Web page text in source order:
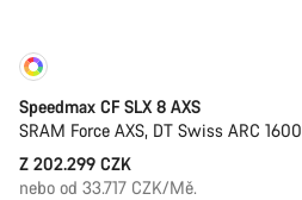
Speedmax CF SLX 8 AXS
SRAM Force AXS, DT Swiss ARC 1600
Z 202.299 CZK
nebo od 33.717 CZK/Mě.